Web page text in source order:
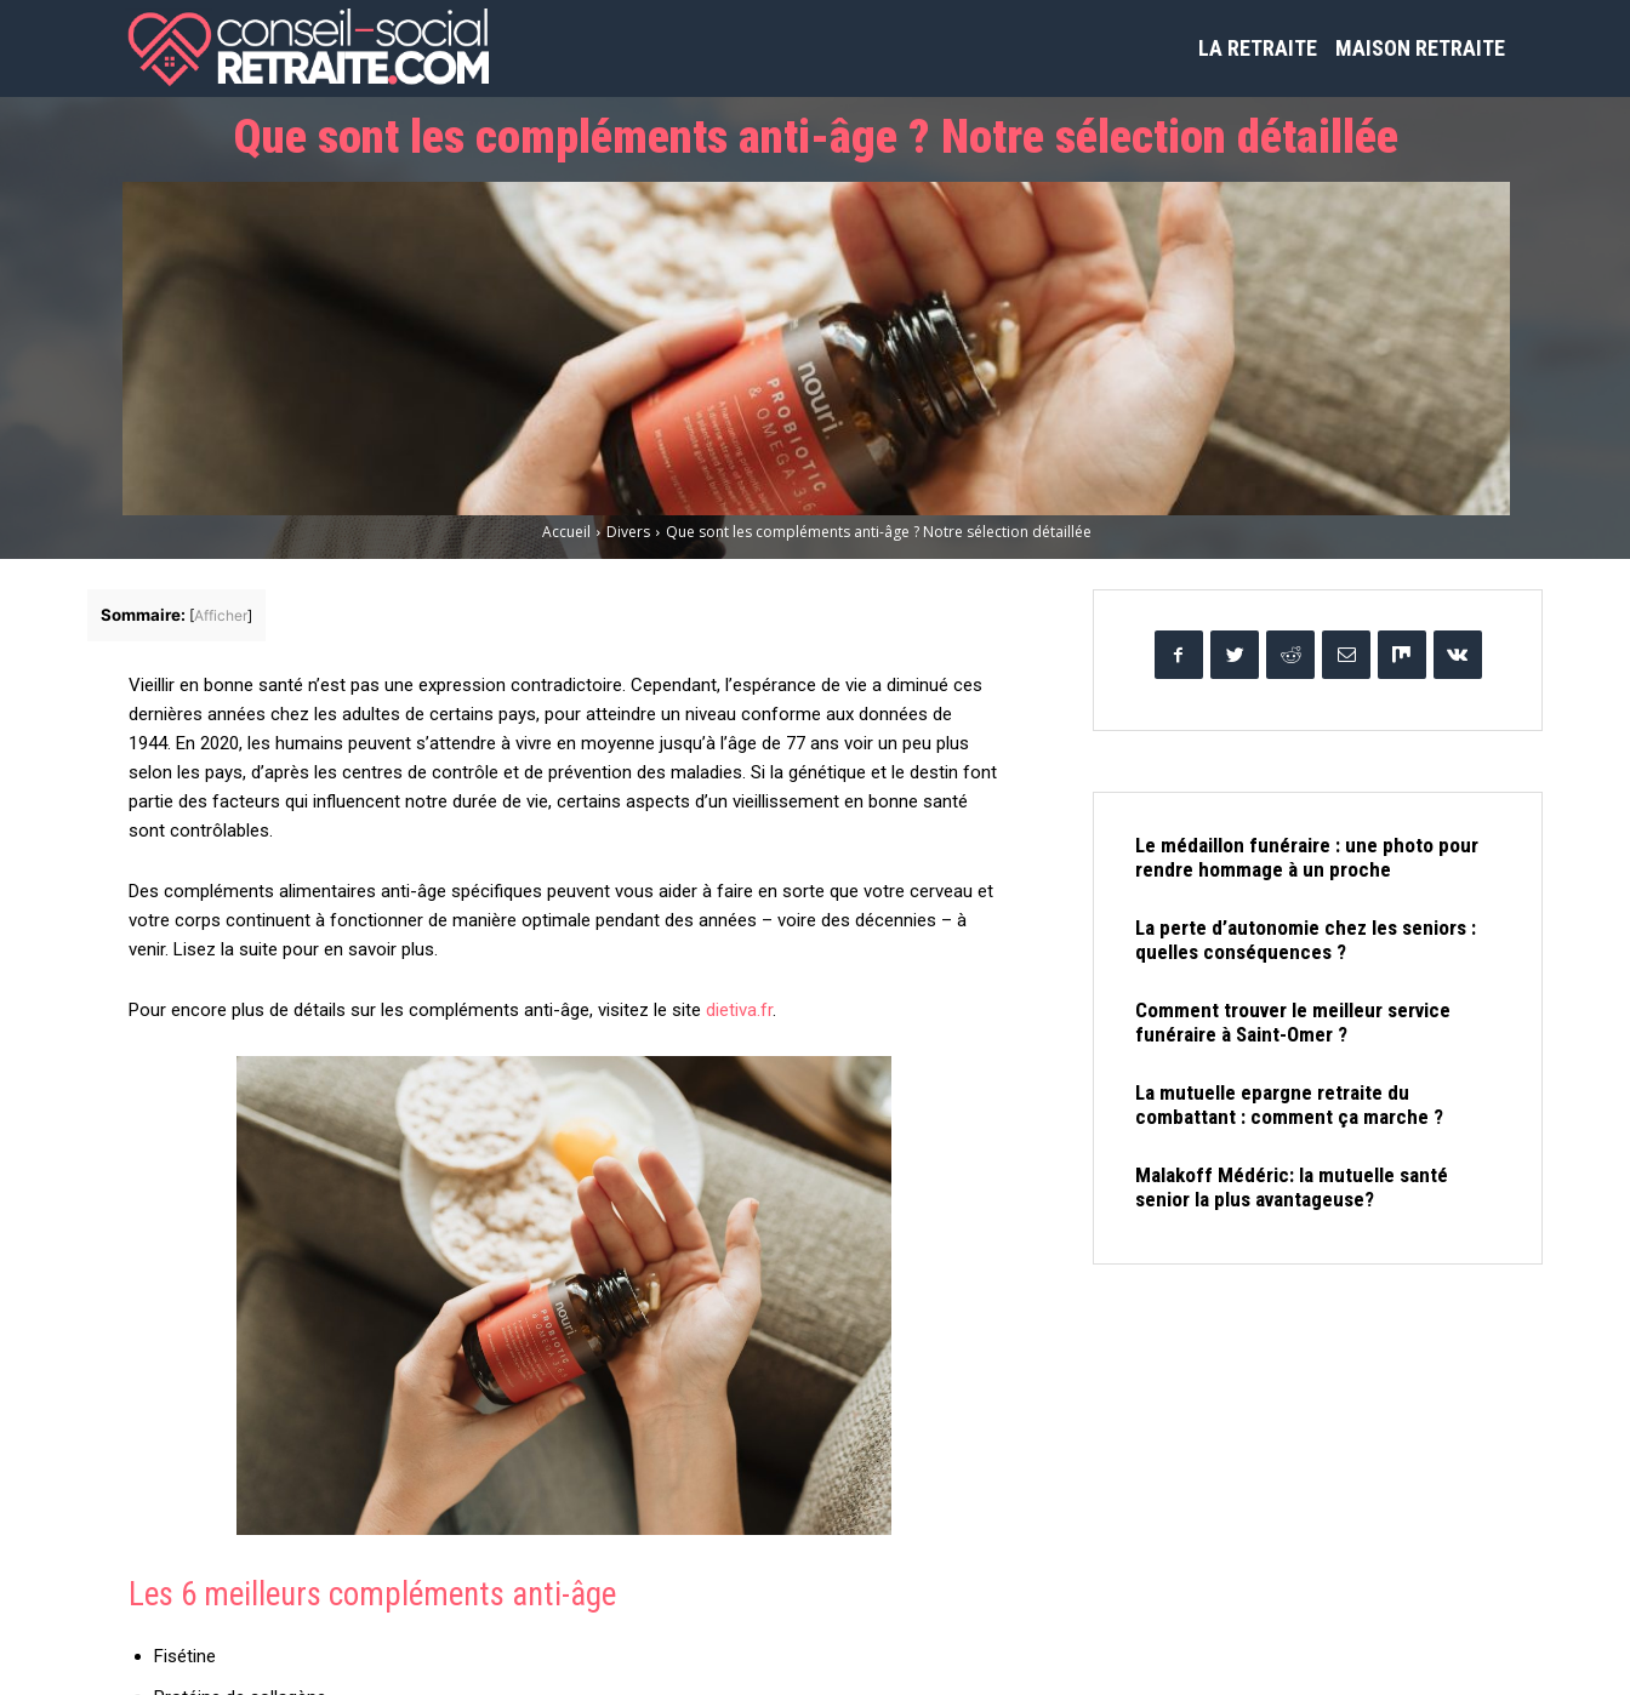
LA RETRAITE MAISON RETRAITE
Que sont les compléments anti-âge ? Notre sélection détaillée
Accueil Divers Que sont les compléments anti-âge ? Notre sélection détaillée
Sommaire: [Afficher]
Vieillir en bonne santé n’est pas une expression contradictoire. Cependant, l’espérance de vie a diminué ces
dernières années chez les adultes de certains pays, pour atteindre un niveau conforme aux données de
1944. En 2020, les humains peuvent s’attendre à vivre en moyenne jusqu’à l’âge de 77 ans voir un peu plus
selon les pays, d’après les centres de contrôle et de prévention des maladies. Si la génétique et le destin font
partie des facteurs qui influencent notre durée de vie, certains aspects d’un vieillissement en bonne santé
sont contrôlables.
Des compléments alimentaires anti-âge spécifiques peuvent vous aider à faire en sorte que votre cerveau et
votre corps continuent à fonctionner de manière optimale pendant des années – voire des décennies – à
venir. Lisez la suite pour en savoir plus.
Pour encore plus de détails sur les compléments anti-âge, visitez le site dietiva.fr.
Les 6 meilleurs compléments anti-âge
Fisétine
Le médaillon funéraire : une photo pour
rendre hommage à un proche
La perte d’autonomie chez les seniors :
quelles conséquences ?
Comment trouver le meilleur service
funéraire à Saint-Omer ?
La mutuelle epargne retraite du
combattant : comment ça marche ?
Malakoff Médéric: la mutuelle santé
senior la plus avantageuse?